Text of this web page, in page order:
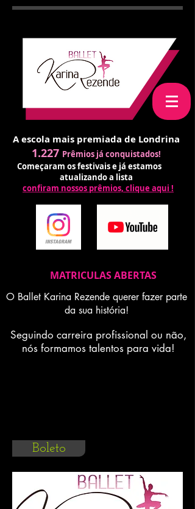
A escola mais premiada de Londrina
1.227 Prêmios já conquistados!
Começaram os festivais e já estamos
atualizando a lista
confiram nossos prêmios, clique aqui !
MATRICULAS ABERTAS
O Ballet Karina Rezende querer fazer parte
da sua história!
Seguindo carreira profissional ou não,
nós formamos talentos para vida!
Boleto